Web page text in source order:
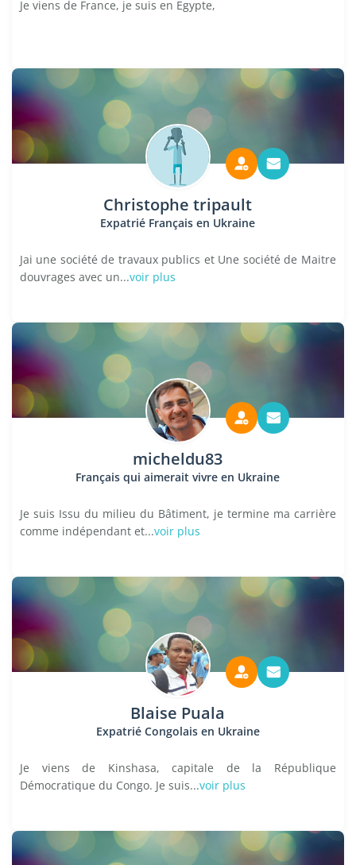
Je viens de France, je suis en Egypte,
Christophe tripault
Expatrié Français en Ukraine
Jai une société de travaux publics et Une société de Maitre
douvrages avec un...voir plus
micheldu83
Français qui aimerait vivre en Ukraine
Je suis Issu du milieu du Bâtiment, je termine ma carrière
comme indépendant et...voir plus
Blaise Puala
Expatrié Congolais en Ukraine
Je viens de Kinshasa, capitale de la République
Démocratique du Congo. Je suis...voir plus